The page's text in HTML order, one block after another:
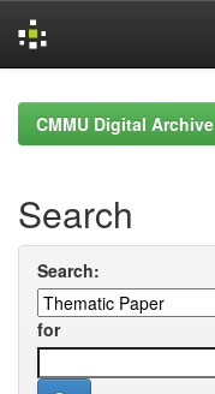
navigationCMMU Digital Archive
Search
Search:
for